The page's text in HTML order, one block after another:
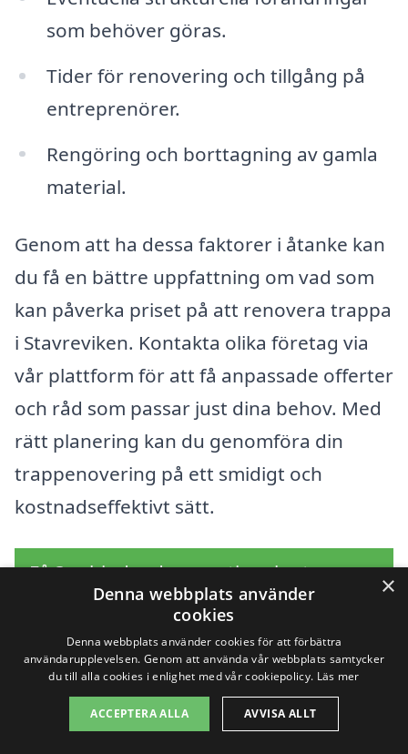
som behöver göras.
Tider för renovering och tillgång på
entreprenörer.
Rengöring och borttagning av gamla
material.
Genom att ha dessa faktorer i åtanke kan
du få en bättre uppfattning om vad som
kan påverka priset på att renovera trappa
i Stavreviken. Kontakta olika företag via
vår plattform för att få anpassade offerter
och råd som passar just dina behov. Med
rätt planering kan du genomföra din
trappenovering på ett smidigt och
kostnadseffektivt sätt.
Få 3 erbjudanden, gratis och utan
förpliktelser
Sök efter en
×
Denna webbplats använder
cookies
Denna webbplats använder cookies för att förbättra
användarupplevelsen. Genom att använda vår webbplats samtycker
du till alla cookies i enlighet med vår cookiepolicy. Läs mer
ACCEPTERA ALLA AVVISA ALLT